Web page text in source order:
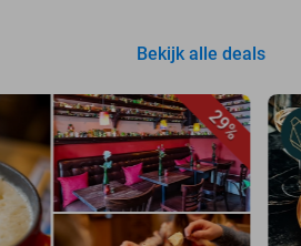
Bekijk alle deals
29%